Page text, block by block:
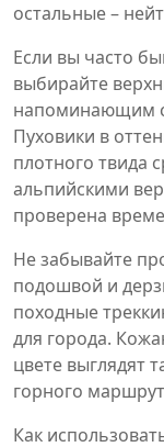
остальные –
Если вы часто
выбирайте
напоминающим
Пуховики в
плотного твида
альпийскими
проверена
Не забывайте
подошвой и
походные
для города.
цвете выглядят
горного
Как